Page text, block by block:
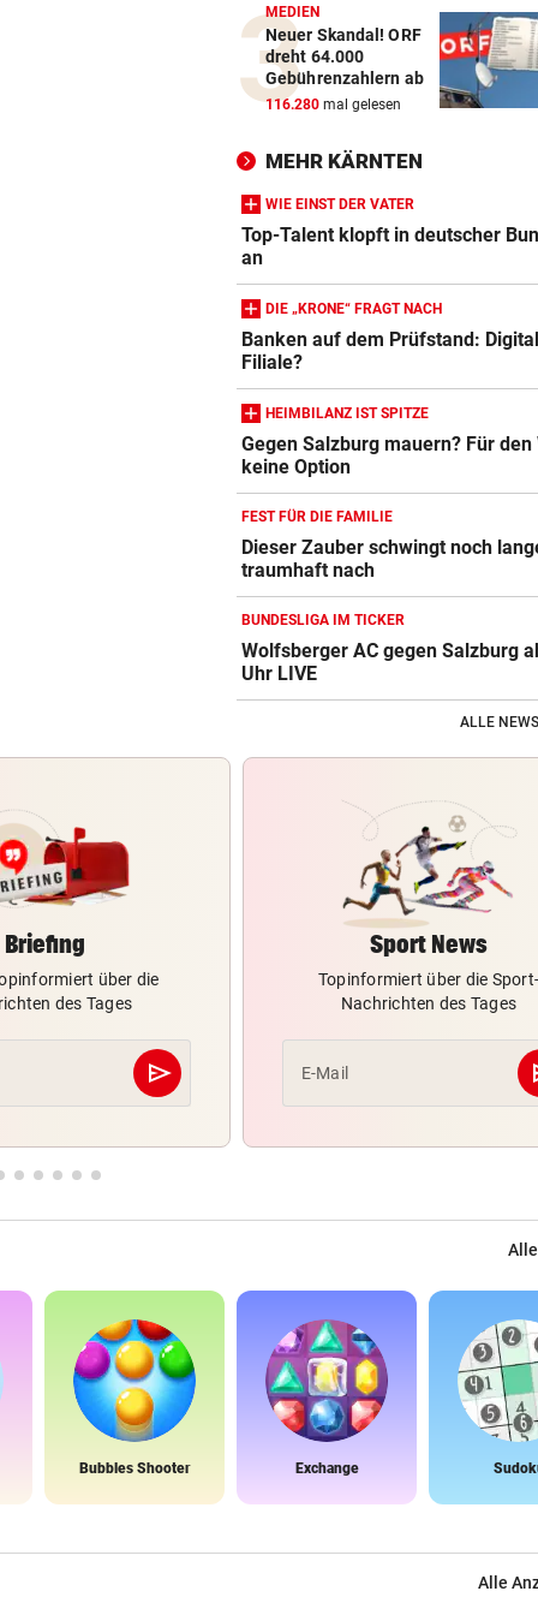
MEDIEN
Neuer Skandal! ORF
dreht 64.000
Gebührenzahlern ab
116.280 mal gelesen
MEHR KÄRNTEN
WIE EINST DER VATER
Top-Talent klopft in deutscher
an
DIE „KRONE“ FRAGT NACH
Banken auf dem Prüfstand:
Filiale?
HEIMBILANZ IST SPITZE
Gegen Salzburg mauern? Für den
keine Option
FEST FÜR DIE FAMILIE
Dieser Zauber schwingt noch
traumhaft nach
BUNDESLIGA IM TICKER
Wolfsberger AC gegen Salzburg
Uhr LIVE
ALLE
Briefing
über die
des Tages
send
Abschicken
Sport News
Topinformiert über die Sport-
Nachrichten des Tages
E-Mail
Bubbles Shooter Exchange
Alle